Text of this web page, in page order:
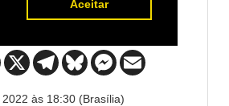
Aceitar
vs Gaethje
às 18:30 (Brasília)